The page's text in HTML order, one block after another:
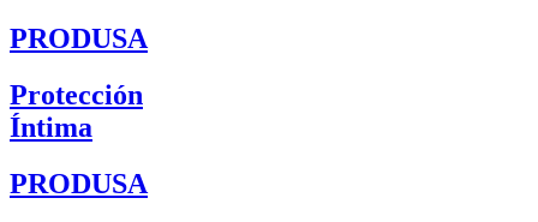
PRODUSA
Protección
Íntima
PRODUSA